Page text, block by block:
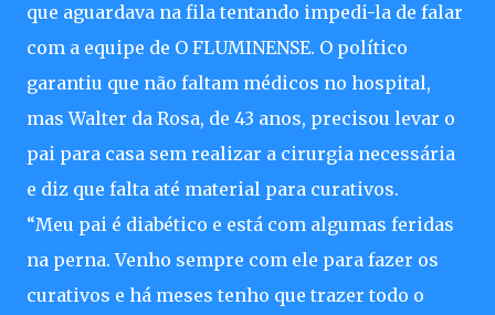
que aguardava na fila tentando impedi-la de falar
com a equipe de O FLUMINENSE. O político
garantiu que não faltam médicos no hospital,
mas Walter da Rosa, de 43 anos, precisou levar o
pai para casa sem realizar a cirurgia necessária
e diz que falta até material para curativos.
“Meu pai é diabético e está com algumas feridas
na perna. Venho sempre com ele para fazer os
curativos e há meses tenho que trazer todo o